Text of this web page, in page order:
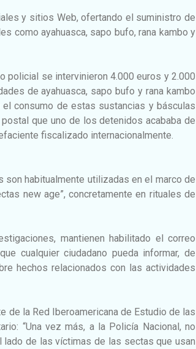
y sitios Web, ofertando el suministro de
como ayahuasca, sapo bufo, rana kambo y
policial se intervinieron 4.000 euros y 2.000
de ayahuasca, sapo bufo y rana kambo
consumo de estas sustancias y básculas
que uno de los detenidos acababa de
fiscalizado internacionalmente.
habitualmente utilizadas en el marco de
new age”, concretamente en rituales de
mantienen habilitado el correo
cualquier ciudadano pueda informar, de
hechos relacionados con las actividades
de la Red Iberoamericana de Estudio de las
“Una vez más, a la Policía Nacional, no
lado de las víctimas de las sectas que usan